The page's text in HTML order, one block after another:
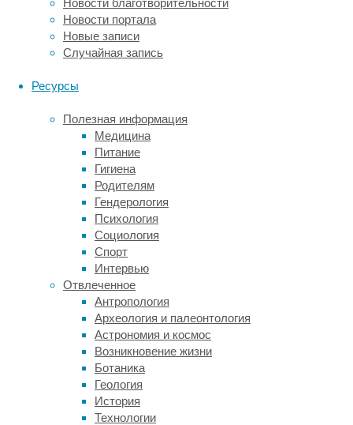
Новости благотворительности
Новости портала
Новые записи
Случайная запись
Ресурсы
Полезная информация
Медицина
Питание
Гигиена
Родителям
Гендерология
Психология
Социология
Спорт
Интервью
Отвлеченное
Антропология
Археология и палеонтология
Астрономия и космос
Возникновение жизни
Ботаника
Геология
История
Технологии
заставила
ГМП
бесконечно
в
не
созревая
раньше
времени.
позволило
создать
возобновляемую
платформу
выращивания
терапевтического
материала
промышленных
масштабах.
Надежность
метода